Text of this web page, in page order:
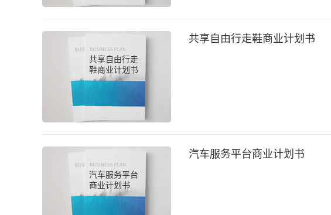
共享自由行走
鞋商业计划书
共享自由行走鞋商业计划书
汽车服务平台
商业计划书
汽车服务平台商业计划书